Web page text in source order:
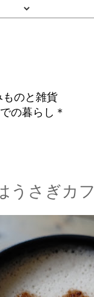
のと雑貨
の暮らし＊
うさぎカ